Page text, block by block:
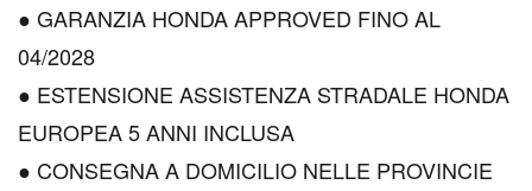
● GARANZIA HONDA APPROVED FINO AL
04/2028
● ESTENSIONE ASSISTENZA STRADALE HONDA
EUROPEA 5 ANNI INCLUSA
● CONSEGNA A DOMICILIO NELLE PROVINCIE